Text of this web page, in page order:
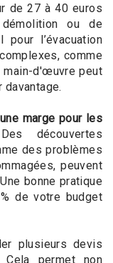
de 27 à 40 euros
ou de
l’évacuation
comme
main-d'œuvre peut
une marge pour les
découvertes
des problèmes
peuvent
bonne pratique
de votre budget
plusieurs devis
Cela permet non